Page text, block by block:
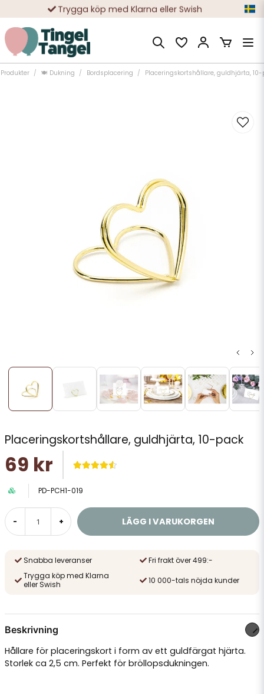
Trygga köp med Klarna eller Swish
10 000-tals nöjda kunder
Produkter 🍽️ Dukning Bordsplacering Placeringskortshållare, guldhjärta, 10-
Placeringskortshållare, guldhjärta, 10-pack
69 kr
PD-PCH1-019
- + LÄGG I VARUKORGEN
Snabba leveranser
Fri frakt över 499:-
Trygga köp med Klarna
eller Swish
10 000-tals nöjda kunder
Beskrivning
Hållare för placeringskort i form av ett guldfärgat hjärta.
Storlek ca 2,5 cm. Perfekt för bröllopsdukningen.